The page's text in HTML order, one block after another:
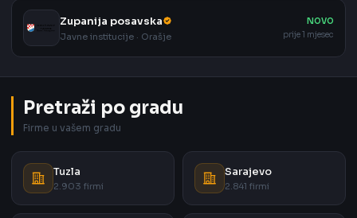
Zupanija posavska
Javne institucije · Orašje
NOVO
prije 1 mjesec
Pretraži po gradu
Firme u vašem gradu
Tuzla
2.903 firmi
Sarajevo
2.841 firmi